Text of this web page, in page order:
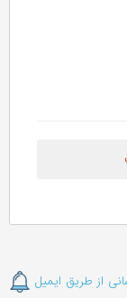
از طریق ایمیل